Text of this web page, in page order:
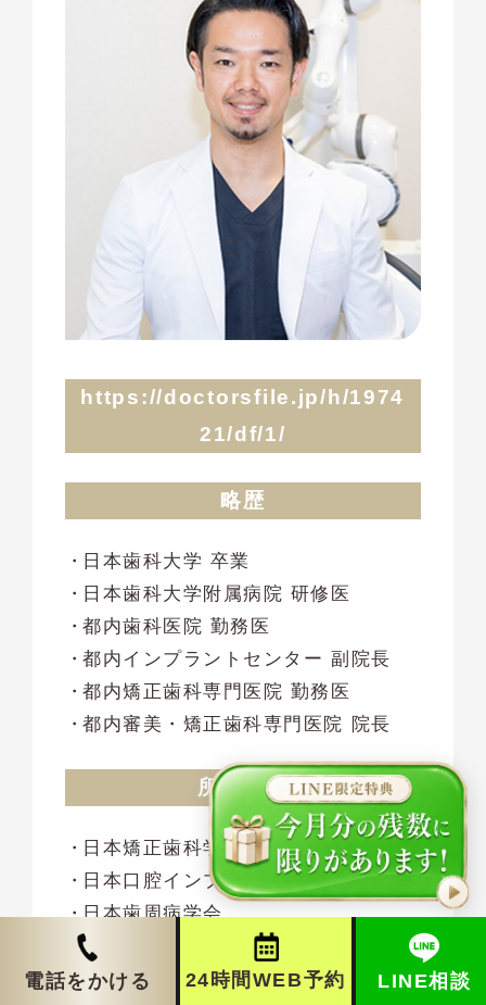
https://doctorsfile.jp/h/1974
21/df/1/
略歴
日本歯科大学 卒業
日本歯科大学附属病院 研修医
都内歯科医院 勤務医
都内インプラントセンター 副院長
都内矯正歯科専門医院 勤務医
都内審美・矯正歯科専門医院 院長
所属団体
日本矯正歯科学会
日本口腔インプラント学会
日本歯周病学会
日本歯科審美学会
日本臨床歯科学会(東京SJCD)
電話をかける 24時間WEB予約 LINE相談